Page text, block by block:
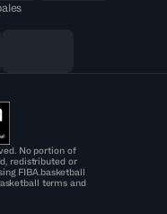
No portion of
redistributed or
FIBA.basketball
terms and